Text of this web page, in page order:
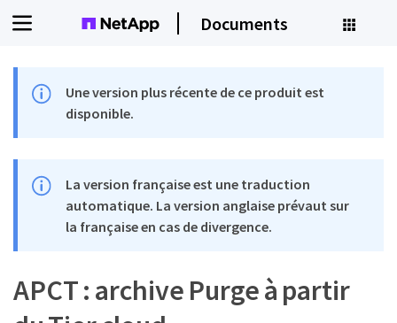
Documents
Une version plus récente de ce produit est
disponible.
La version française est une traduction
automatique. La version anglaise prévaut sur
la française en cas de divergence.
APCT : archive Purge à partir